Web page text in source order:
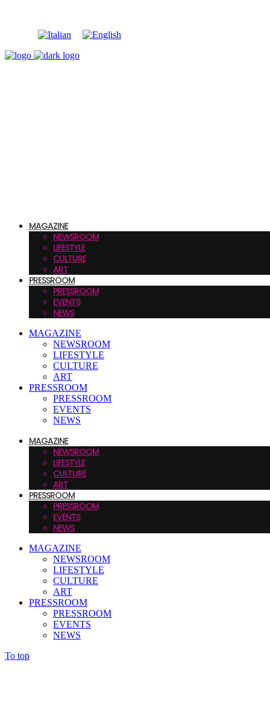
MAGAZINE
NEWSROOM
LIFESTYLE
CULTURE
ART
PRESSROOM
PRESSROOM
EVENTS
NEWS
MAGAZINE
NEWSROOM
LIFESTYLE
CULTURE
ART
PRESSROOM
PRESSROOM
EVENTS
NEWS
MAGAZINE
NEWSROOM
LIFESTYLE
CULTURE
ART
PRESSROOM
PRESSROOM
EVENTS
NEWS
MAGAZINE
NEWSROOM
LIFESTYLE
CULTURE
ART
PRESSROOM
PRESSROOM
EVENTS
NEWS
To top